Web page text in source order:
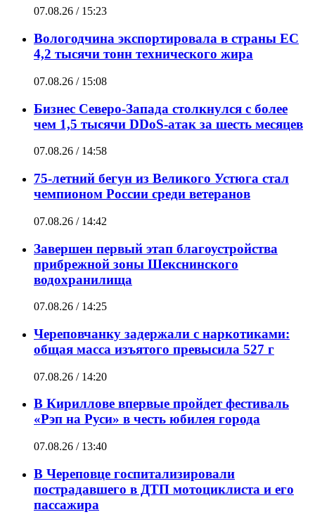
07.08.26 / 15:23
Вологодчина экспортировала в страны ЕС
4,2 тысячи тонн технического жира
07.08.26 / 15:08
Бизнес Северо-Запада столкнулся с более
чем 1,5 тысячи DDoS-атак за шесть месяцев
07.08.26 / 14:58
75-летний бегун из Великого Устюга стал
чемпионом России среди ветеранов
07.08.26 / 14:42
Завершен первый этап благоустройства
прибрежной зоны Шекснинского
водохранилища
07.08.26 / 14:25
Череповчанку задержали с наркотиками:
общая масса изъятого превысила 527 г
07.08.26 / 14:20
В Кириллове впервые пройдет фестиваль
«Рэп на Руси» в честь юбилея города
07.08.26 / 13:40
В Череповце госпитализировали
пострадавшего в ДТП мотоциклиста и его
пассажира